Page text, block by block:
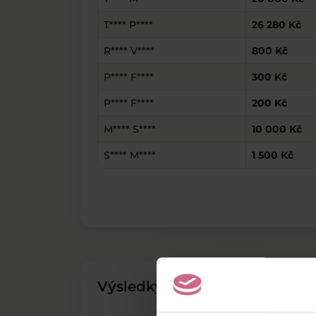
T**** P**** 26 280 Kč
R**** V**** 800 Kč
P**** F**** 300 Kč
P**** F**** 200 Kč
M**** S**** 10 000 Kč
S**** M**** 1 500 Kč
Výsledky těžby